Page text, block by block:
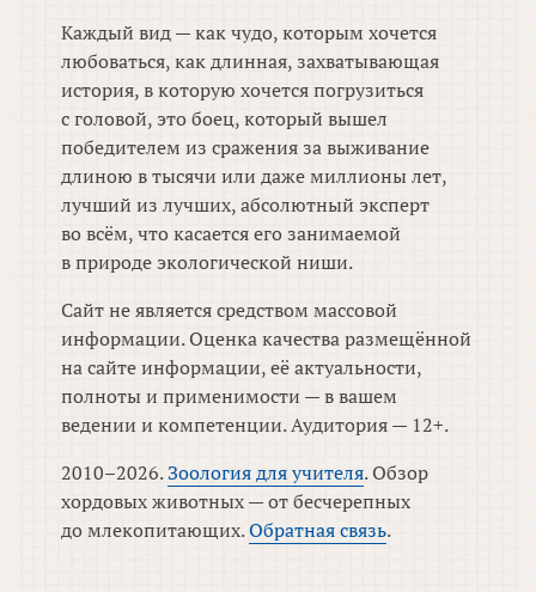
Каждый вид — как чудо, которым хочется
любоваться, как длинная, захватывающая
история, в которую хочется погрузиться
с головой, это боец, который вышел
победителем из сражения за выживание
длиною в тысячи или даже миллионы лет,
лучший из лучших, абсолютный эксперт
во всём, что касается его занимаемой
в природе экологической ниши.
Сайт не является средством массовой
информации. Оценка качества размещённой
на сайте информации, её актуальности,
полноты и применимости — в вашем
ведении и компетенции. Аудитория — 12+.
2010–2026.Зоология для учителя. Обзор
хордовых животных — от бесчерепных
до млекопитающих.Обратная связь.